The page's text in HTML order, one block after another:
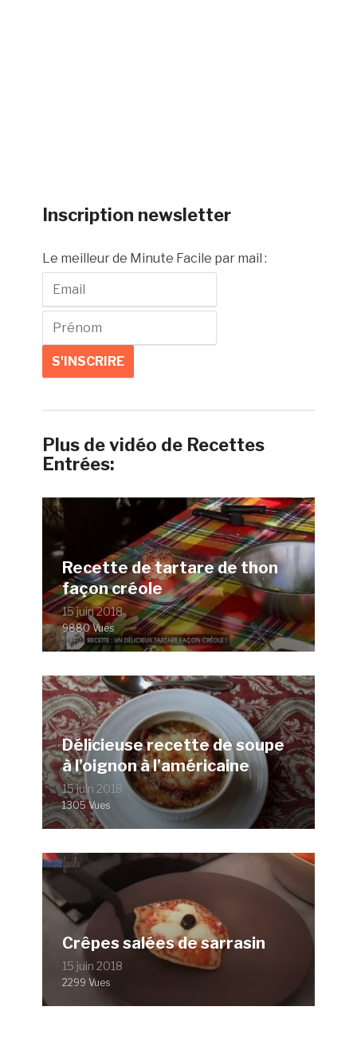
Inscription newsletter
Le meilleur de Minute Facile par mail :
Plus de vidéo de Recettes
Entrées:
Recette de tartare de thon
façon créole
15 juin 2018
9880 Vues
Délicieuse recette de soupe
à l’oignon à l’américaine
15 juin 2018
1305 Vues
Crêpes salées de sarrasin
15 juin 2018
2299 Vues